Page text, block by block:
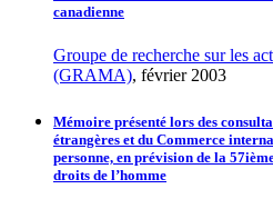
canadienne
Groupe de recherche sur les
(GRAMA), février 2003
Mémoire présenté lors des
étrangères et du Commerce
personne, en prévision de la
droits de l’homme